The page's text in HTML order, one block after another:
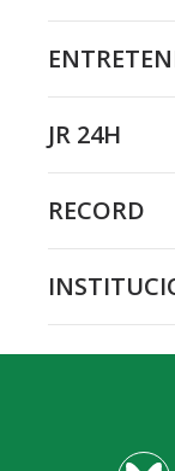
JR 24H
RECORD